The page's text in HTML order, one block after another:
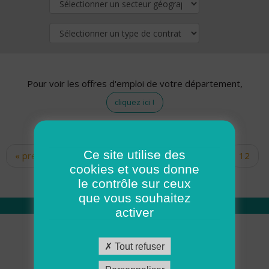
Pour voir les offres d'emploi de votre département,
cliquez ici !
Pages
« premier ‹ précédent … 10
12
14 15 16 17
Qui sommes nous
Académie ADMR
Ce site utilise des
cookies et vous donne
le contrôle sur ceux
que vous souhaitez
activer
Tout refuser